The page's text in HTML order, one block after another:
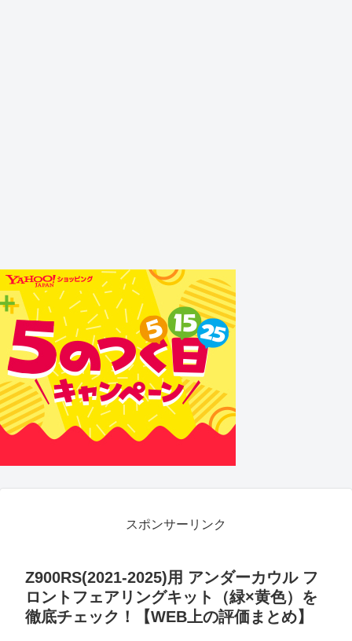
スポンサーリンク
Z900RS(2021-2025)用 アンダーカウル フ
ロントフェアリングキット（緑×黄色）を
徹底チェック！【WEB上の評価まとめ】